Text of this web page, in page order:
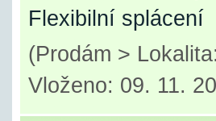
Flexibilní splácení
(Prodám >
Vloženo: 09. 11.